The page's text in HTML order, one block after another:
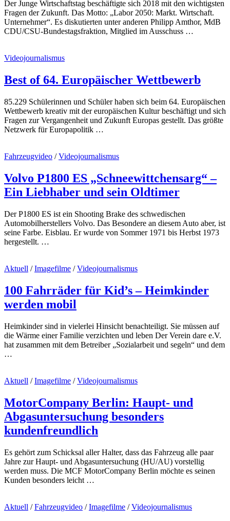
Der Junge Wirtschaftstag beschäftigte sich 2018 mit den wichtigsten
Fragen der Zukunft. Das Motto: „Labor 2050: Markt. Wirtschaft.
Unternehmer“. Es diskutierten unter anderen Philipp Amthor, MdB
CDU/CSU-Bundestagsfraktion, Mitglied im Ausschuss …
Videojournalismus
Best of 64. Europäischer Wettbewerb
85.229 Schülerinnen und Schüler haben sich beim 64. Europäischen
Wettbewerb kreativ mit der europäischen Kultur beschäftigt und sich
Fragen zur Vergangenheit und Zukunft Europas gestellt. Das größte
Netzwerk für Europapolitik …
Fahrzeugvideo /Videojournalismus
Volvo P1800 ES „Schneewittchensarg“ –
Ein Liebhaber und sein Oldtimer
Der P1800 ES ist ein Shooting Brake des schwedischen
Automobilherstellers Volvo. Das Besondere an diesem Auto aber, ist
seine Farbe. Eisblau. Er wurde von Sommer 1971 bis Herbst 1973
hergestellt. …
Aktuell /Imagefilme /Videojournalismus
100 Fahrräder für Kid’s – Heimkinder
werden mobil
Heimkinder sind in vielerlei Hinsicht benachteiligt. Sie müssen auf
die Wärme einer Familie verzichten und leben Der Verein dare e.V.
hat zusammen mit dem Betreiber „Sozialarbeit und segeln“ und dem
…
Aktuell /Imagefilme /Videojournalismus
MotorCompany Berlin: Haupt- und
Abgasuntersuchung besonders
kundenfreundlich
Es gehört zum Schicksal aller Halter, dass das Fahrzeug alle paar
Jahre zur Haupt- und Abgasuntersuchung (HU/AU) vorstellig
werden muss. Die MCF MotorCompany Berlin möchte es seinen
Kunden besonders leicht …
Aktuell /Fahrzeugvideo /Imagefilme /Videojournalismus